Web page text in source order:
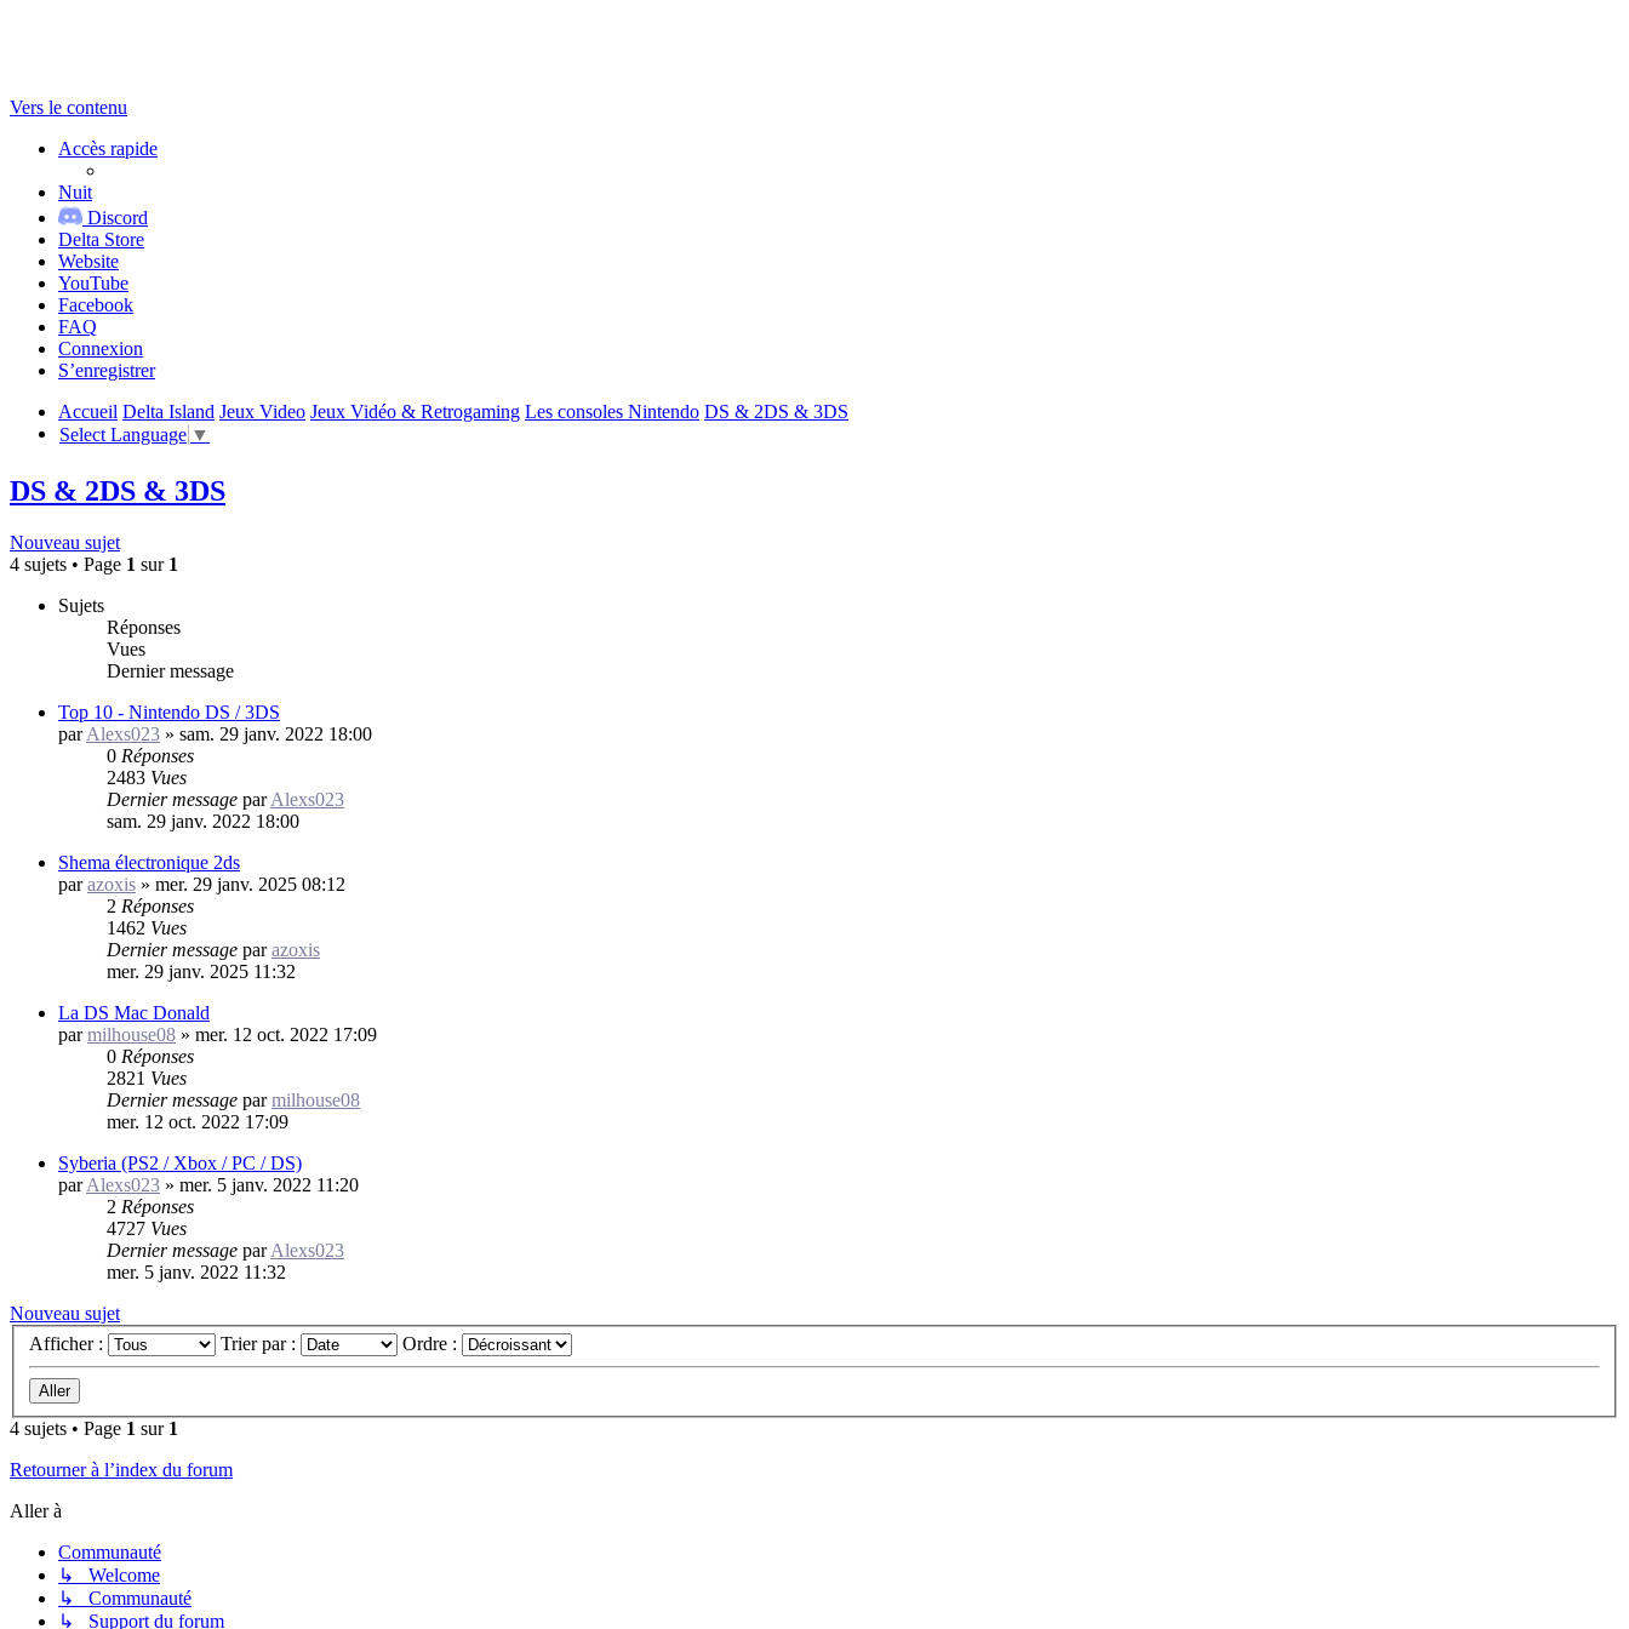
Vers le contenu
Accès rapide
Nuit
Discord
Delta Store
Website
YouTube
Facebook
FAQ
Connexion
S’enregistrer
Accueil Delta Island Jeux Video Jeux Vidéo & Retrogaming Les consoles Nintendo DS & 2DS & 3DS
Select Language ▼
DS & 2DS & 3DS
Nouveau sujet
4 sujets • Page 1 sur 1
Sujets
Réponses
Vues
Dernier message
Top 10 - Nintendo DS / 3DS
parAlexs023 » sam. 29 janv. 2022 18:00
0 Réponses
2483 Vues
Dernier message parAlexs023
sam. 29 janv. 2022 18:00
Shema électronique 2ds
parazoxis » mer. 29 janv. 2025 08:12
2 Réponses
1462 Vues
Dernier message parazoxis
mer. 29 janv. 2025 11:32
La DS Mac Donald
parmilhouse08 » mer. 12 oct. 2022 17:09
0 Réponses
2821 Vues
Dernier message parmilhouse08
mer. 12 oct. 2022 17:09
Syberia (PS2 / Xbox / PC / DS)
parAlexs023 » mer. 5 janv. 2022 11:20
2 Réponses
4727 Vues
Dernier message parAlexs023
mer. 5 janv. 2022 11:32
Nouveau sujet
Afficher :
Trier par : Ordre :
4 sujets • Page 1 sur 1
Retourner à l’index du forum
Aller à
Communauté
↳ Welcome
↳ Communauté
↳ Support du forum